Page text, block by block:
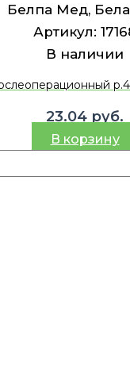
Белпа Мед,
Артикул:
В наличии
23.04 руб.
В корзину